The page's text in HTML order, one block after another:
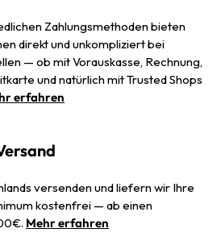
Zahlungsmethoden bieten
direkt und unkompliziert bei
— ob mit Vorauskasse, Rechnung,
und natürlich mit Trusted Shops
erfahren
versenden und liefern wir Ihre
kostenfrei — ab einen
Mehr erfahren